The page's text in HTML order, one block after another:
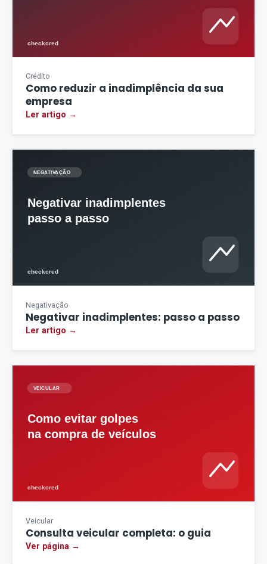
Crédito
Como reduzir a inadimplência da sua
empresa
Ler artigo →
Negativação
Negativar inadimplentes: passo a passo
Ler artigo →
Veicular
Consulta veicular completa: o guia
Ver página →